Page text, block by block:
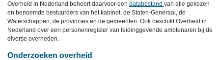
Overheid in Nederland beheert daarvoor een databestand van alle gekozen
en benoemde bestuurders van het kabinet, de Staten-Generaal, de
Waterschappen, de provincies en de gemeenten. Ook beschikt Overheid in
Nederland over een personenregister van leidinggevende ambtenaren bij de
diverse overheden.
Onderzoeken overheid